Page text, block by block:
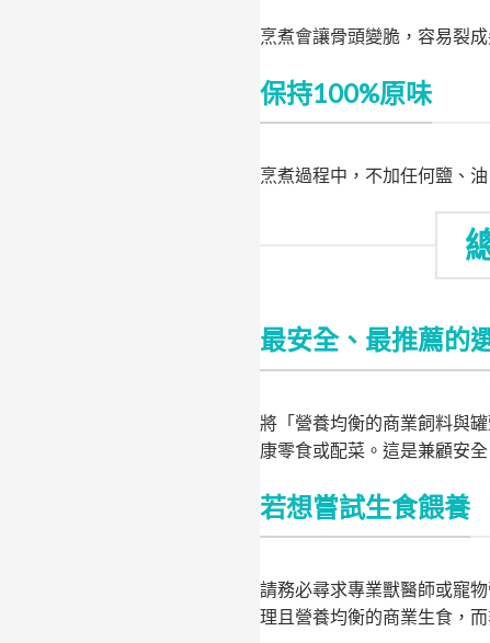
烹煮會讓骨頭變脆，容易裂
保持100%原味
烹煮過程中，不加任何鹽、
最安全、最推薦的
將「營養均衡的商業飼料與
康零食或配菜。這是兼顧安
若想嘗試生食餵養
請務必尋求專業獸醫師或寵
理且營養均衡的商業生食，